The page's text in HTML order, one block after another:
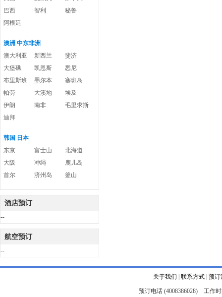
巴西
智利
秘鲁
阿根廷
澳洲 中东非洲
澳大利亚
新西兰
斐济
大堡礁
凯恩斯
悉尼
布里斯班
墨尔本
塞班岛
帕劳
大溪地
埃及
伊朗
南非
毛里求斯
迪拜
韩国 日本
东京
富士山
北海道
大阪
冲绳
鹿儿岛
首尔
济州岛 釜山
酒店预订
--
航空预订
--
关于我们 联系方式| 预订
预订电话 (4008386028) 工作时